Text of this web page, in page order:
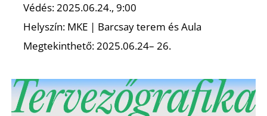
Védés: 2025.06.24., 9:00
Helyszín: MKE | Barcsay terem és Aula
Megtekinthető: 2025.06.24– 26.